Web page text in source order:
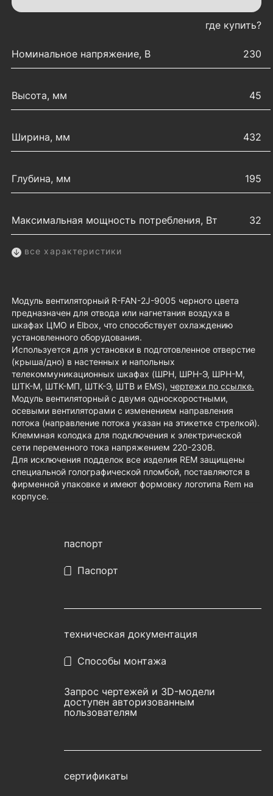
где купить?
Номинальное напряжение, В
230
Высота, мм 45
Ширина, мм 432
Глубина, мм 195
Максимальная мощность потребления, Вт 32
все характеристики
Модуль вентиляторный R-FAN-2J-9005 черного цвета
предназначен для отвода или нагнетания воздуха в
шкафах ЦМО и Elbox, что способствует охлаждению
установленного оборудования.
Используется для установки в подготовленное отверстие
(крыша/дно) в настенных и напольных
телекоммуникационных шкафах (ШРН, ШРН-Э, ШРН-М,
ШТК-М, ШТК-МП, ШТК-Э, ШТВ и EMS), чертежи по ссылке.
Модуль вентиляторный с двумя односкоростными,
осевыми вентиляторами с изменением направления
потока (направление потока указан на этикетке стрелкой).
Клеммная колодка для подключения к электрической
сети переменного тока напряжением 220-230В.
Для исключения подделок все изделия REM защищены
специальной голографической пломбой, поставляются в
фирменной упаковке и имеют формовку логотипа Rem на
корпусе.
паспорт
Паспорт
техническая документация
Способы монтажа
Запрос чертежей и 3D-модели
доступен авторизованным
пользователям
сертификаты